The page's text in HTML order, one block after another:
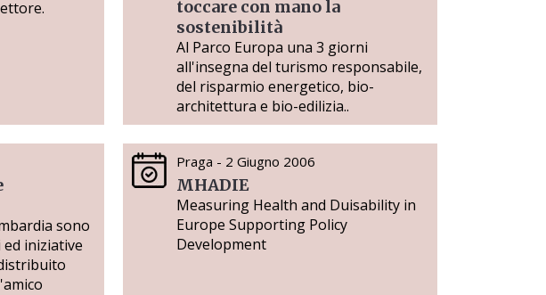
toccare con mano la
sostenibilità
Al Parco Europa una 3 giorni
all'insegna del turismo responsabile,
del risparmio energetico, bio-
architettura e bio-edilizia..
sono
iniziative
Praga - 2 Giugno 2006
MHADIE
Measuring Health and Duisability in
Europe Supporting Policy
Development